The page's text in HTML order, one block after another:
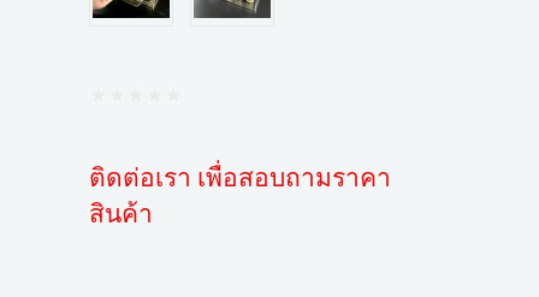
ติดต่อเรา เพื่อสอบถามราคา
สินค้า